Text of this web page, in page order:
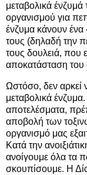
μεταβολικά ένζυμά
οργανισμού για
ένζυμα κάνουν ένα
τους (δηλαδή την
τους δουλειά, που
αποκατάσταση του
Ωστόσο, δεν αρκεί
μεταβολικά
αποτελέσματα,
αποβολή των
οργανισμό μας
Κατά την
ανοίγουμε όλα τα
σκουπίσουμε. Η